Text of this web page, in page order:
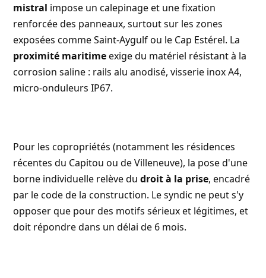
mistral impose un calepinage et une fixation
renforcée des panneaux, surtout sur les zones
exposées comme Saint-Aygulf ou le Cap Estérel. La
proximité maritimeexige du matériel résistant à la
corrosion saline : rails alu anodisé, visserie inox A4,
micro-onduleurs IP67.
Pour les copropriétés (notamment les résidences
récentes du Capitou ou de Villeneuve), la pose d'une
borne individuelle relève dudroit à la prise, encadré
par le code de la construction. Le syndic ne peut s'y
opposer que pour des motifs sérieux et légitimes, et
doit répondre dans un délai de 6 mois.